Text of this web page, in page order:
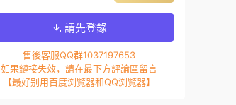
請先登錄
售後客服QQ群1037197653
如果鏈接失效，請在最下方評論區留言
【最好别用百度浏覽器和QQ浏覽器】